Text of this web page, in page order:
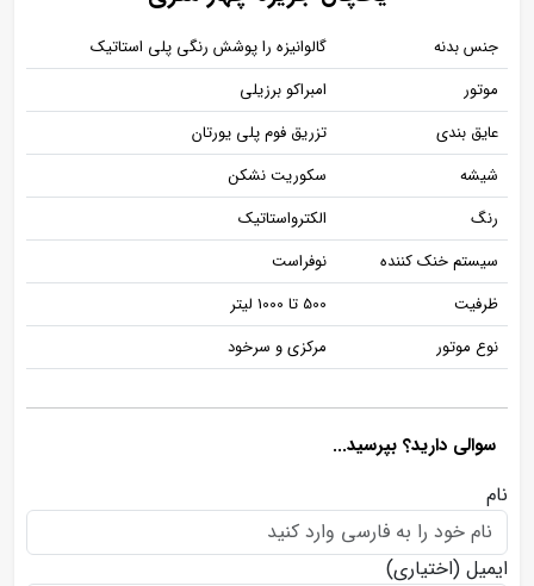
جنس بدنه
گالوانیزه را پوشش رنگی پلی استاتیک
موتور
امبراکو برزیلی
عایق بندی
تزریق فوم پلی یورتان
شیشه
سکوریت نشکن
رنگ
الکترواستاتیک
سیستم خنک کننده
نوفراست
ظرفیت
500 تا 1000 لیتر
نوع موتور
مرکزی و سرخود
سوالی دارید؟ بپرسید...
نام
ایمیل (اختیاری)